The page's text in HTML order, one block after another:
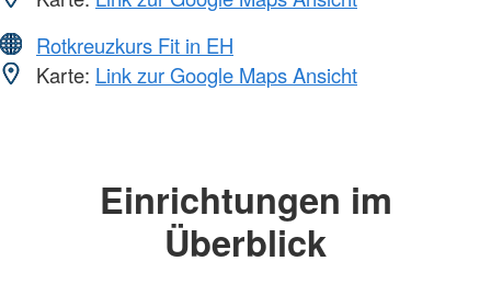
Rotkreuzkurs Fit in EH
Karte: Link zur Google Maps Ansicht
Einrichtungen im
Überblick